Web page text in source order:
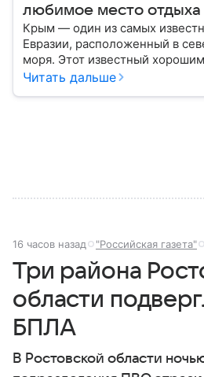
любимое место отдыха
Крым — один из самых
Евразии, расположенный в
моря. Этот известный
красивой природой регион
положение сделало
Читать дальше
16 часов назад "Российская газета"
Три района
области
БПЛА
В Ростовской области